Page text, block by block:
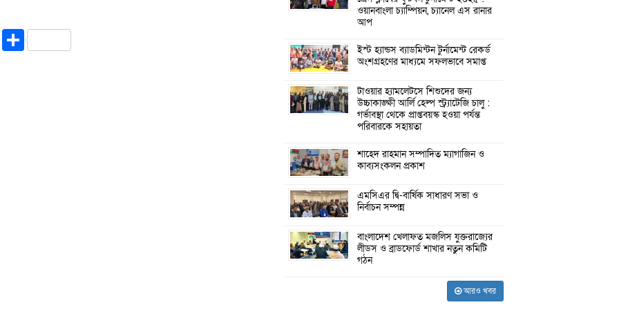
CopyShare
ওয়ানবাংলা চ্যাম্পিয়ন, চ্যানেল এস রানার
আপ
ইস্ট হ্যান্ডস ব্যাডমিন্টন টুর্নামেন্ট রেকর্ড
অংশগ্রহণের মাধ্যমে সফলভাবে সমাপ্ত
টাওয়ার হ্যামলেটসে শিশুদের জন্য
উচ্চাকাঙ্ক্ষী আর্লি হেল্প স্ট্র্যাটেজি চালু :
গর্ভাবস্থা থেকে প্রাপ্তবয়স্ক হওয়া পর্যন্ত
পরিবারকে সহায়তা
শাহেদ রাহমান সম্পাদিত ম্যাগাজিন ও
কাব্যসংকলন প্রকাশ
এমসিএর দ্বি-বার্ষিক সাধারণ সভা ও
নির্বাচন সম্পন্ন
বাংলাদেশ খেলাফত মজলিস যুক্তরাজ্যের
লীডস ও ব্রাডফোর্ড শাখার নতুন কমিটি
গঠন
আরও খবর